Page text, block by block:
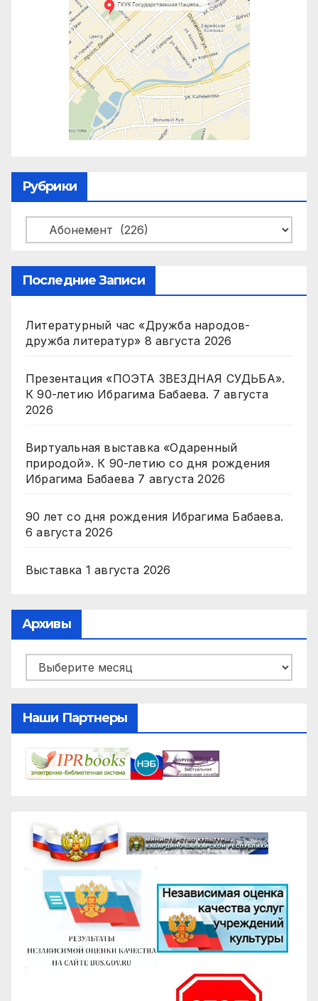
Рубрики
Рубрики
Последние Записи
Литературный час «Дружба народов-
дружба литератур» 8 августа 2026
Презентация «ПОЭТА ЗВЕЗДНАЯ СУДЬБА».
К 90-летию Ибрагима Бабаева. 7 августа
2026
Виртуальная выставка «Одаренный
природой». К 90-летию со дня рождения
Ибрагима Бабаева 7 августа 2026
90 лет со дня рождения Ибрагима Бабаева.
6 августа 2026
Выставка 1 августа 2026
Архивы
Архивы
Наши Партнеры